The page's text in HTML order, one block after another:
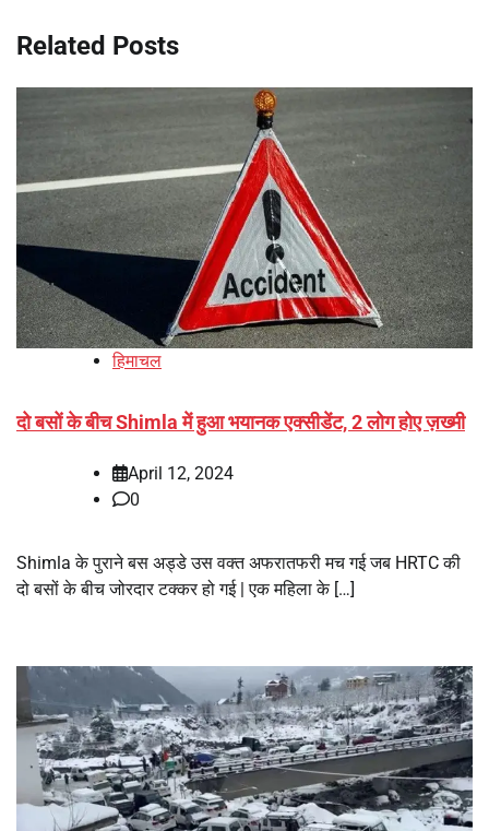
Related Posts
हिमाचल
दो बसों के बीच Shimla में हुआ भयानक एक्सीडेंट, 2 लोग होए ज़ख्मी
April 12, 2024
0
Shimla के पुराने बस अड्डे उस वक्त अफरातफरी मच गई जब HRTC की
दो बसों के बीच जोरदार टक्कर हो गई | एक महिला के […]